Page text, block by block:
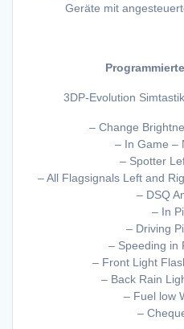
Geräte mit
3DP-Evolution
– Change
– In Game –
– Spotter
– All Flagsignals Left and
– DSQ
– In
– Driving
– Speeding in
– Front Light
– Back Rain
– Fuel low
–